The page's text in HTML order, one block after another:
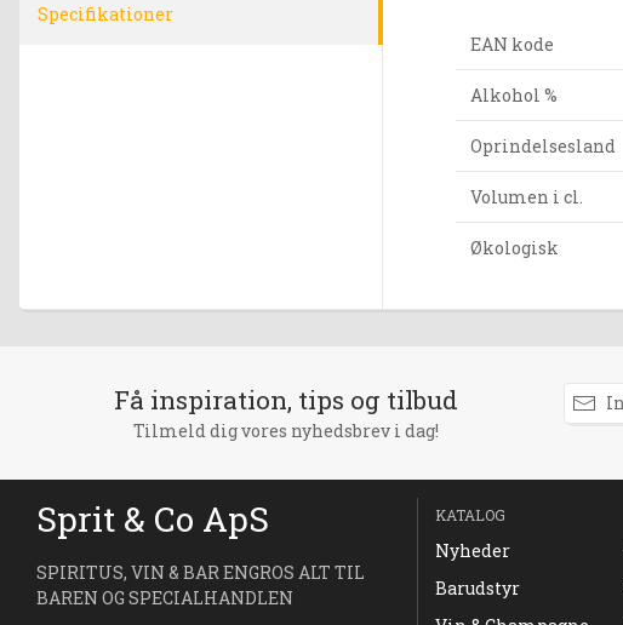
Specifikationer
EAN kode
Alkohol %
Oprindelsesland
Volumen i cl.
Økologisk
Få inspiration, tips og tilbud
Tilmeld dig vores nyhedsbrev i dag!
Sprit & Co ApS
SPIRITUS, VIN & BAR ENGROS ALT TIL
BAREN OG SPECIALHANDLEN
KATALOG
Nyheder
Barudstyr